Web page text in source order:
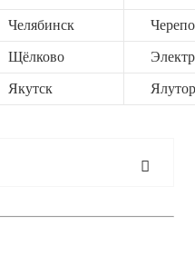
Челябинск
Щёлково
Якутск